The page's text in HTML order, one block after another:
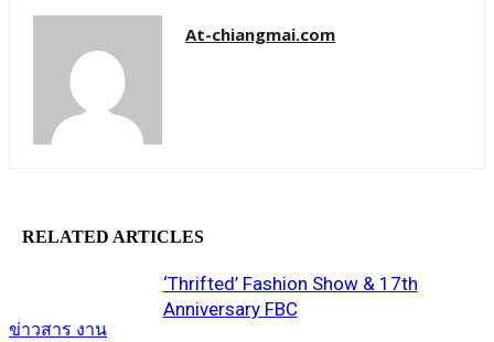
At-chiangmai.com
RELATED ARTICLES
ข่าวสาร งาน
‘Thrifted’ Fashion Show & 17th
Anniversary FBC